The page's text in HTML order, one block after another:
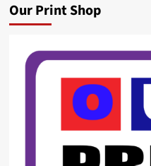
Our Print Shop